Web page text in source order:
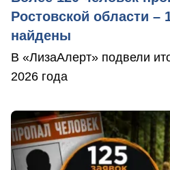
Ростовской области –
найдены
В «ЛизаАлерт» подвели
2026 года